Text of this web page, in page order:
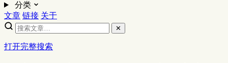
分类
文章 链接 关于
✕
打开完整搜索